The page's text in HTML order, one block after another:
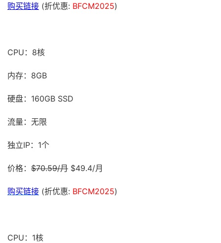
购买链接 (折优惠: BFCM2025)
CPU：8核
内存：8GB
硬盘：160GB SSD
流量：无限
独立IP：1个
价格： $70.59/月 $49.4/月
购买链接 (折优惠: BFCM2025)
CPU：1核